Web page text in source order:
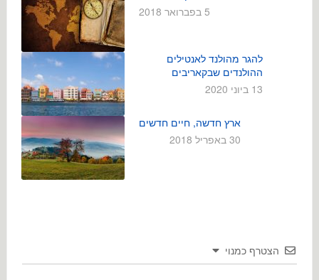
5 בפברואר 2018
להגר מהולנד לאנטילים
ההולנדים שבקאריבים
13 ביוני 2020
ארץ חדשה, חיים חדשים
30 באפריל 2018
הצטרף כמנוי